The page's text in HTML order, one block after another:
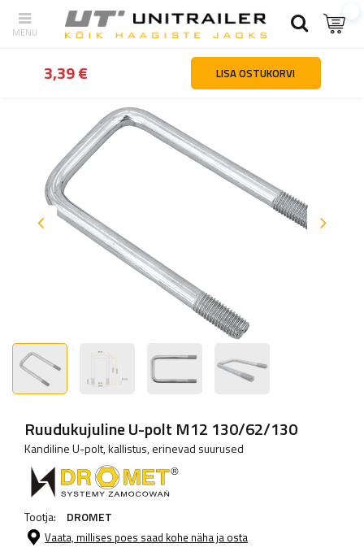
tagasi Kodu Haagiste osad ja tarvikud Toruklambrid ja -loogad
Ruudukujuline U-polt M12 130/62/130
Kandiline U-polt, kallistus, erinevad suurused
Tootja: DROMET
Vaata, millises poes saad kohe näha ja osta
3,39 € LISA OSTUKORVI